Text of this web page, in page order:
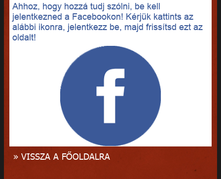
Ahhoz, hogy hozzá tudj szólni, be kell
jelentkezned a Facebookon! Kérjük kattints az
alábbi ikonra, jelentkezz be, majd frissítsd ezt az
oldalt!
» VISSZA A FŐOLDALRA